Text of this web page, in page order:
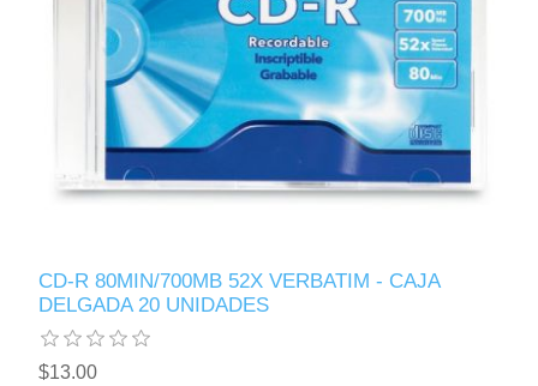
CD-R 80MIN/700MB 52X VERBATIM - CAJA
DELGADA 20 UNIDADES
$13.00